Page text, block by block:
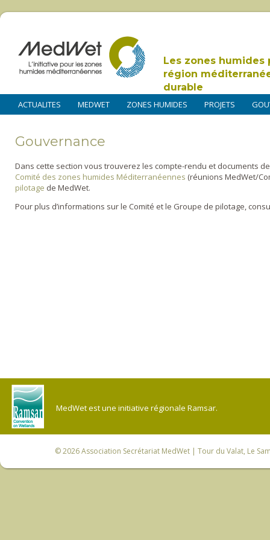
Les zones humides
région
durable
ACTUALITES MEDWET ZONES HUMIDES PROJETS
Gouvernance
Dans cette section vous trouverez les compte-rendu et documents
Comité des zones humides Méditerranéennes (réunions MedWet/
pilotage de MedWet.
Pour plus d’informations sur le Comité et le Groupe de pilotage,
MedWet est une initiative régionale Ramsar.
© 2026Association Secrétariat MedWet | Tour du Valat, Le